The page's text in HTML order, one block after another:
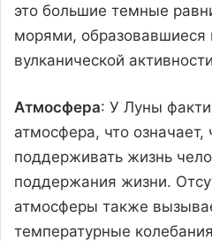
это большие темные
морями, образовавшиеся
вулканической
Атмосфера: У Луны
атмосфера, что
поддерживать жизнь
поддержания жизни.
атмосферы также
температурные